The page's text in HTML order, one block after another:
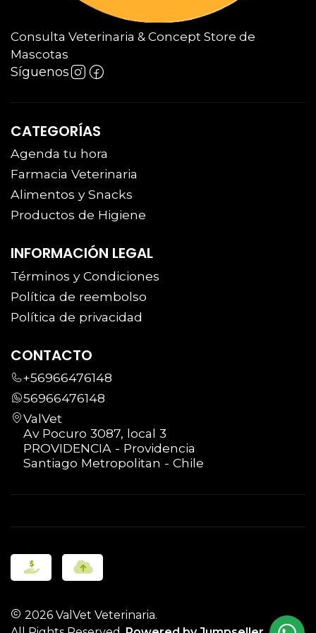
Consulta Veterinaria & Concept Store de
Mascotas
Síguenos
CATEGORÍAS
Agenda tu hora
Farmacia Veterinaria
Alimentos y Snacks
Productos de Higiene
INFORMACIÓN LEGAL
Términos y Condiciones
Política de reembolso
Política de privacidad
CONTACTO
+56966476148
56966476148
ValVet
Av Pocuro 3087, local 3
PROVIDENCIA - Providencia
Santiago Metropolitan - Chile
2026 ValVet Veterinaria.